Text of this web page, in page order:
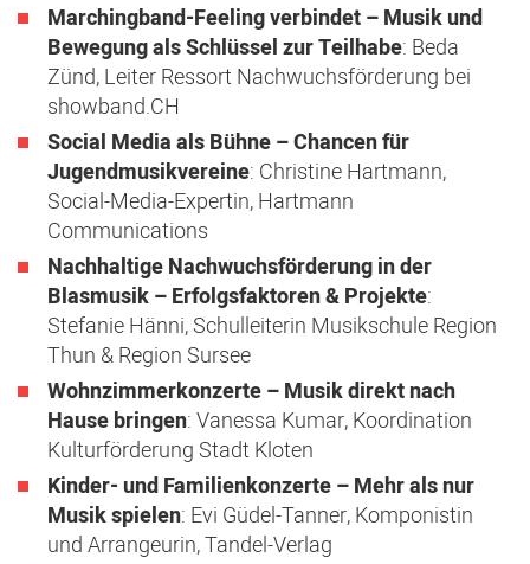
Marchingband-Feeling verbindet – Musik und
Bewegung als Schlüssel zur Teilhabe: Beda
Zünd, Leiter Ressort Nachwuchsförderung bei
showband.CH
Social Media als Bühne – Chancen für
Jugendmusikvereine: Christine Hartmann,
Social-Media-Expertin, Hartmann
Communications
Nachhaltige Nachwuchsförderung in der
Blasmusik – Erfolgsfaktoren & Projekte:
Stefanie Hänni, Schulleiterin Musikschule Region
Thun & Region Sursee
Wohnzimmerkonzerte – Musik direkt nach
Hause bringen: Vanessa Kumar, Koordination
Kulturförderung Stadt Kloten
Kinder- und Familienkonzerte – Mehr als nur
Musik spielen: Evi Güdel-Tanner, Komponistin
und Arrangeurin, Tandel-Verlag